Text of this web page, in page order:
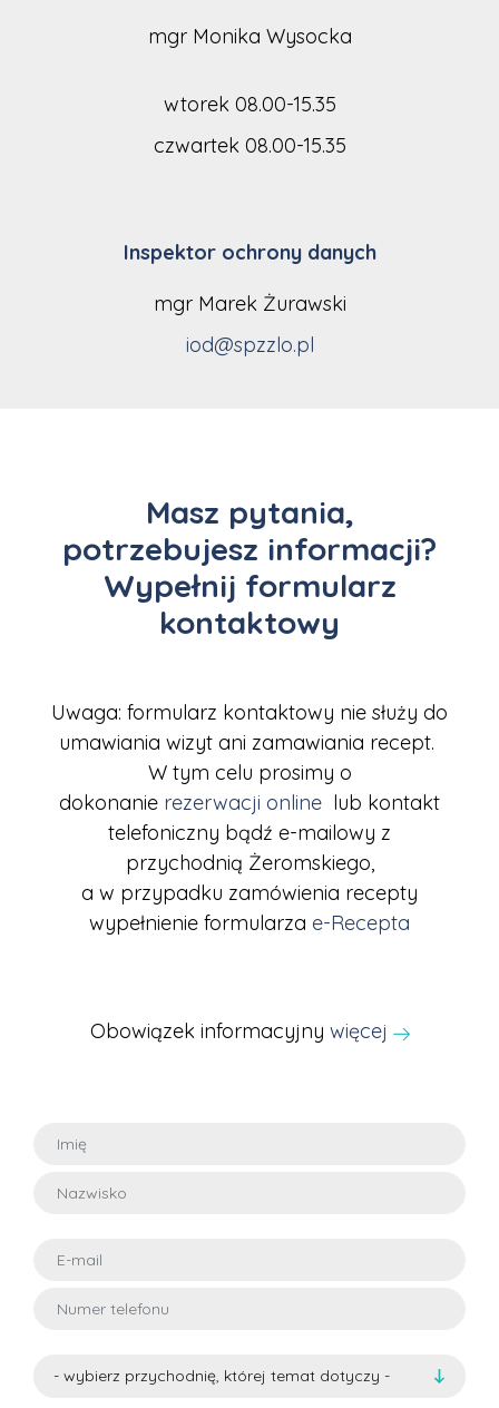
mgr Monika Wysocka
wtorek 08.00-15.35
czwartek 08.00-15.35
Inspektor ochrony danych
mgr Marek Żurawski
iod@spzzlo.pl
Masz pytania,
potrzebujesz informacji?
Wypełnij formularz
kontaktowy
Uwaga: formularz kontaktowy nie służy do
umawiania wizyt ani zamawiania recept.
W tym celu prosimy o
dokonanie rezerwacji online lub kontakt
telefoniczny bądź e-mailowy z
przychodnią Żeromskiego,
a w przypadku zamówienia recepty
wypełnienie formularza e-Recepta
Obowiązek informacyjny więcej